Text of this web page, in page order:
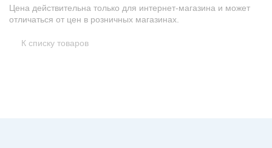
Цена действительна только для интернет-магазина и может
отличаться от цен в розничных магазинах.
К списку товаров